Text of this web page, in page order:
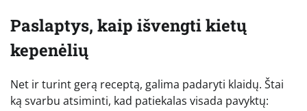
Paslaptys, kaip išvengti kietų
kepenėlių
Net ir turint gerą receptą, galima padaryti klaidų. Štai
ką svarbu atsiminti, kad patiekalas visada pavyktų: